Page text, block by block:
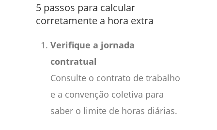
5 passos para calcular
corretamente a hora extra
Verifique a jornada
contratual
Consulte o contrato de trabalho
e a convenção coletiva para
saber o limite de horas diárias.